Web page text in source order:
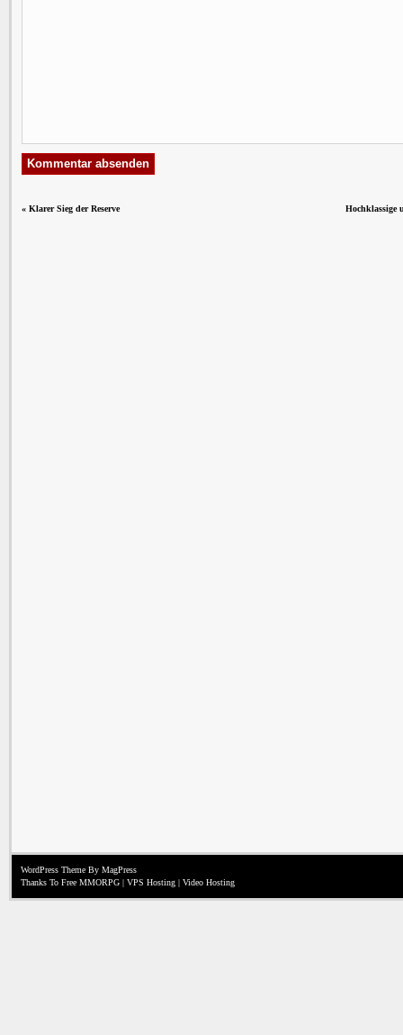
« Klarer Sieg der Reserve Hochklassige
WordPress Theme By MagPress
Thanks To Free MMORPG | VPS Hosting | Video Hosting